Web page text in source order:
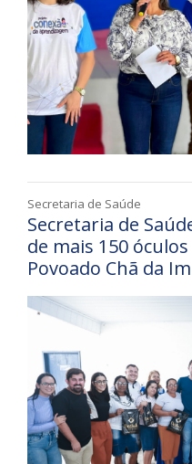
Secretaria de Saúde
Secretaria de
de mais 150
Povoado Chã da